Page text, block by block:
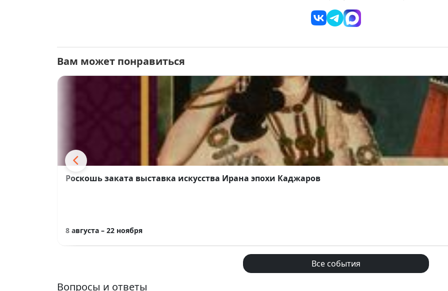
Вам может понравиться
Роскошь заката выставка искусства Ирана эпохи Каджаров
8 августа – 22 ноября
Все события
Вопросы и ответы